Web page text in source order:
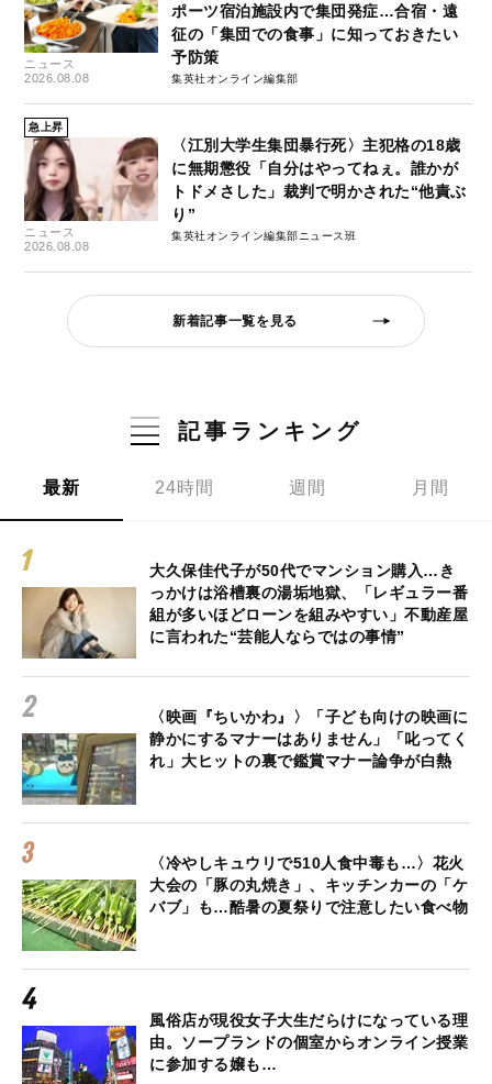
ニュース
2026.08.08
ポーツ宿泊施設内で集団発症…合宿・遠
征の「集団での食事」に知っておきたい
予防策
集英社オンライン編集部
急上昇
ニュース
2026.08.08
〈江別大学生集団暴行死〉主犯格の18歳
に無期懲役「自分はやってねぇ。誰かが
トドメさした」裁判で明かされた“他責ぶ
り”
集英社オンライン編集部ニュース班
新着記事一覧を見る
記事ランキング
最新 24時間 週間 月間
大久保佳代子が50代でマンション購入…き
っかけは浴槽裏の湯垢地獄、「レギュラー番
組が多いほどローンを組みやすい」不動産屋
に言われた“芸能人ならではの事情”
〈映画『ちいかわ』〉「子ども向けの映画に
静かにするマナーはありません」「叱ってく
れ」大ヒットの裏で鑑賞マナー論争が白熱
〈冷やしキュウリで510人食中毒も…〉花火
大会の「豚の丸焼き」、キッチンカーの「ケ
バブ」も…酷暑の夏祭りで注意したい食べ物
風俗店が現役女子大生だらけになっている理
由。ソープランドの個室からオンライン授業
に参加する嬢も…